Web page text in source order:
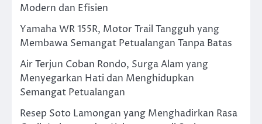
Modern dan Efisien
Yamaha WR 155R, Motor Trail Tangguh yang
Membawa Semangat Petualangan Tanpa Batas
Air Terjun Coban Rondo, Surga Alam yang
Menyegarkan Hati dan Menghidupkan
Semangat Petualangan
Resep Soto Lamongan yang Menghadirkan Rasa